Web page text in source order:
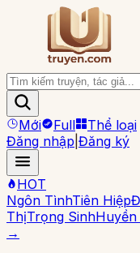
Mới Full
Thể loại
Đăng nhập Đăng ký
HOT
Ngôn TìnhTiên Hiệp
ThịTrọng Sinh
→